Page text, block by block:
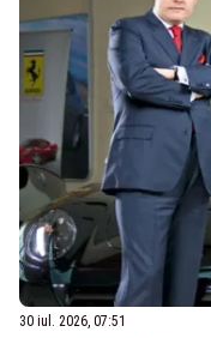
30 iul. 2026, 07:51